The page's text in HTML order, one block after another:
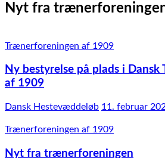
Nyt fra
Trænerforeningen af 1909
Ny bestyrelse på plads i
af 1909
Dansk Hestevæddeløb 11. februar
Trænerforeningen af 1909
Nyt fra trænerforeningen